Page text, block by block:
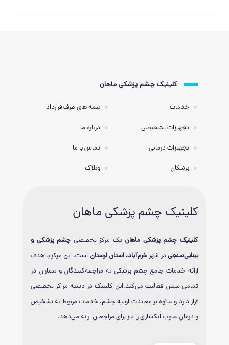
کلینیک چشم پزشکی ماهان
خدمات
تجهیزات تشخیصی
تجهیزات درمانی
پزشکان
بیمه های طرف قرارداد
درباره ما
تماس با ما
وبلاگ
کلینیک چشم پزشکی ماهان
کلینیک چشم پزشکی ماهان یک مرکز تخصصی چشم پزشکی و
بینایی‌سنجیدر شهرخرم‌آباد، استان لرستان است. این مرکز با هدف
ارائه خدمات جامع چشم پزشکی به مراجعه‌کنندگان و بیماران در
تمامی سنین فعالیت می‌کند.این کلینیک در دسته مراکز تخصصی
قرار دارد و علاوه بر معاینات اولیه چشم، خدمات مربوط به تشخیص
و درمان عیوب انکساری را نیز برای مراجعین ارائه می‌دهد.